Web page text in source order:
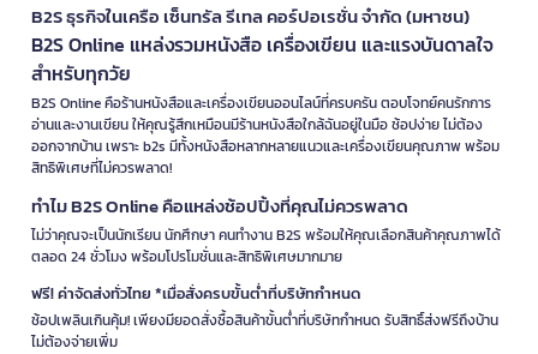
B2S ธุรกิจในเครือ เซ็นทรัล รีเทล คอร์ปอเรชั่น จำกัด (มหาชน)
B2S Online แหล่งรวมหนังสือ เครื่องเขียน และแรงบันดาลใจ
สำหรับทุกวัย
B2S Online คือร้านหนังสือและเครื่องเขียนออนไลน์ที่ครบครัน ตอบโจทย์คนรักการ
อ่านและงานเขียน ให้คุณรู้สึกเหมือนมีร้านหนังสือใกล้ฉันอยู่ในมือ ช้อปง่าย ไม่ต้อง
ออกจากบ้าน เพราะ b2s มีทั้งหนังสือหลากหลายแนวและเครื่องเขียนคุณภาพ พร้อม
สิทธิพิเศษที่ไม่ควรพลาด!
ทำไม B2S Online คือแหล่งช้อปปิ้งที่คุณไม่ควรพลาด
ไม่ว่าคุณจะเป็นนักเรียน นักศึกษา คนทำงาน B2S พร้อมให้คุณเลือกสินค้าคุณภาพได้
ตลอด 24 ชั่วโมง พร้อมโปรโมชั่นและสิทธิพิเศษมากมาย
ฟรี! ค่าจัดส่งทั่วไทย *เมื่อสั่งครบขั้นต่ำที่บริษัทกำหนด
ช้อปเพลินเกินคุ้ม! เพียงมียอดสั่งซื้อสินค้าขั้นต่ำที่บริษัทกำหนด รับสิทธิ์ส่งฟรีถึงบ้าน
ไม่ต้องจ่ายเพิ่ม